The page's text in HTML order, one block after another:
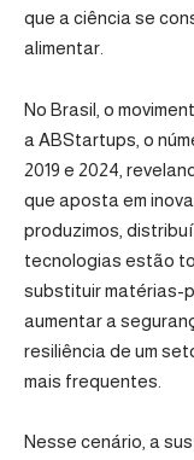
que a ciência se
alimentar.
No Brasil, o
a ABStartups, o
2019 e 2024,
que aposta em
produzimos,
tecnologias estão
substituir matérias-
aumentar a
resiliência de um
mais frequentes.
Nesse cenário, a